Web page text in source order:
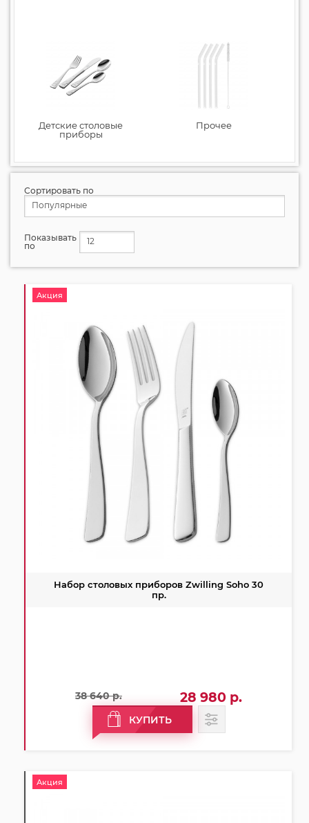
Детские столовые
приборы
Прочее
Сортировать по
Популярные
Показывать
по
12
Акция
Набор столовых приборов Zwilling Soho 30
пр.
38 640 р. 28 980 р.
КУПИТЬ
Акция